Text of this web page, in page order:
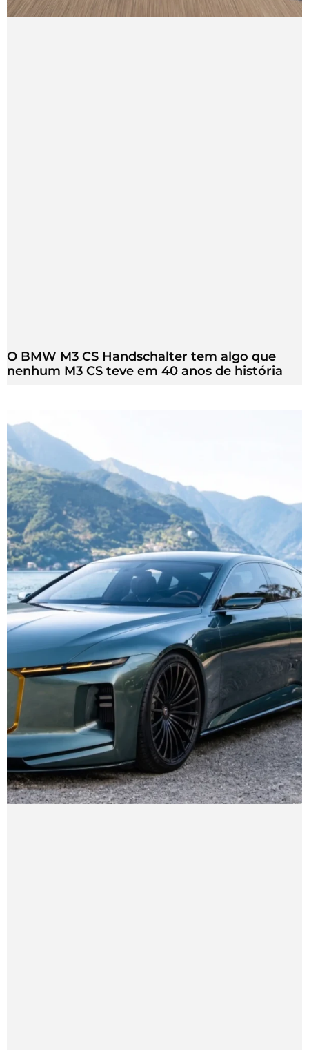
O BMW M3 CS Handschalter tem algo que
nenhum M3 CS teve em 40 anos de história